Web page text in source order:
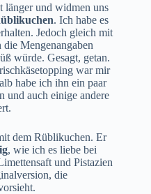
länger und widmen uns
. Ich habe es
Jedoch gleich mit
Mengenangaben
würde. Gesagt, getan.
war mir
habe ich ihn ein paar
und auch einige andere
dem Rüblikuchen. Er
, wie ich es liebe bei
und Pistazien
die